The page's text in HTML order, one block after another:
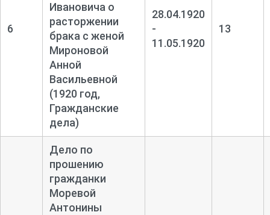
6
Ивановича о
расторжении
брака с женой
Мироновой
Анной
Васильевной
(1920 год,
Гражданские
дела)
28.04.1920
-
11.05.1920
13
Дело по
прошению
гражданки
Моревой
Антонины